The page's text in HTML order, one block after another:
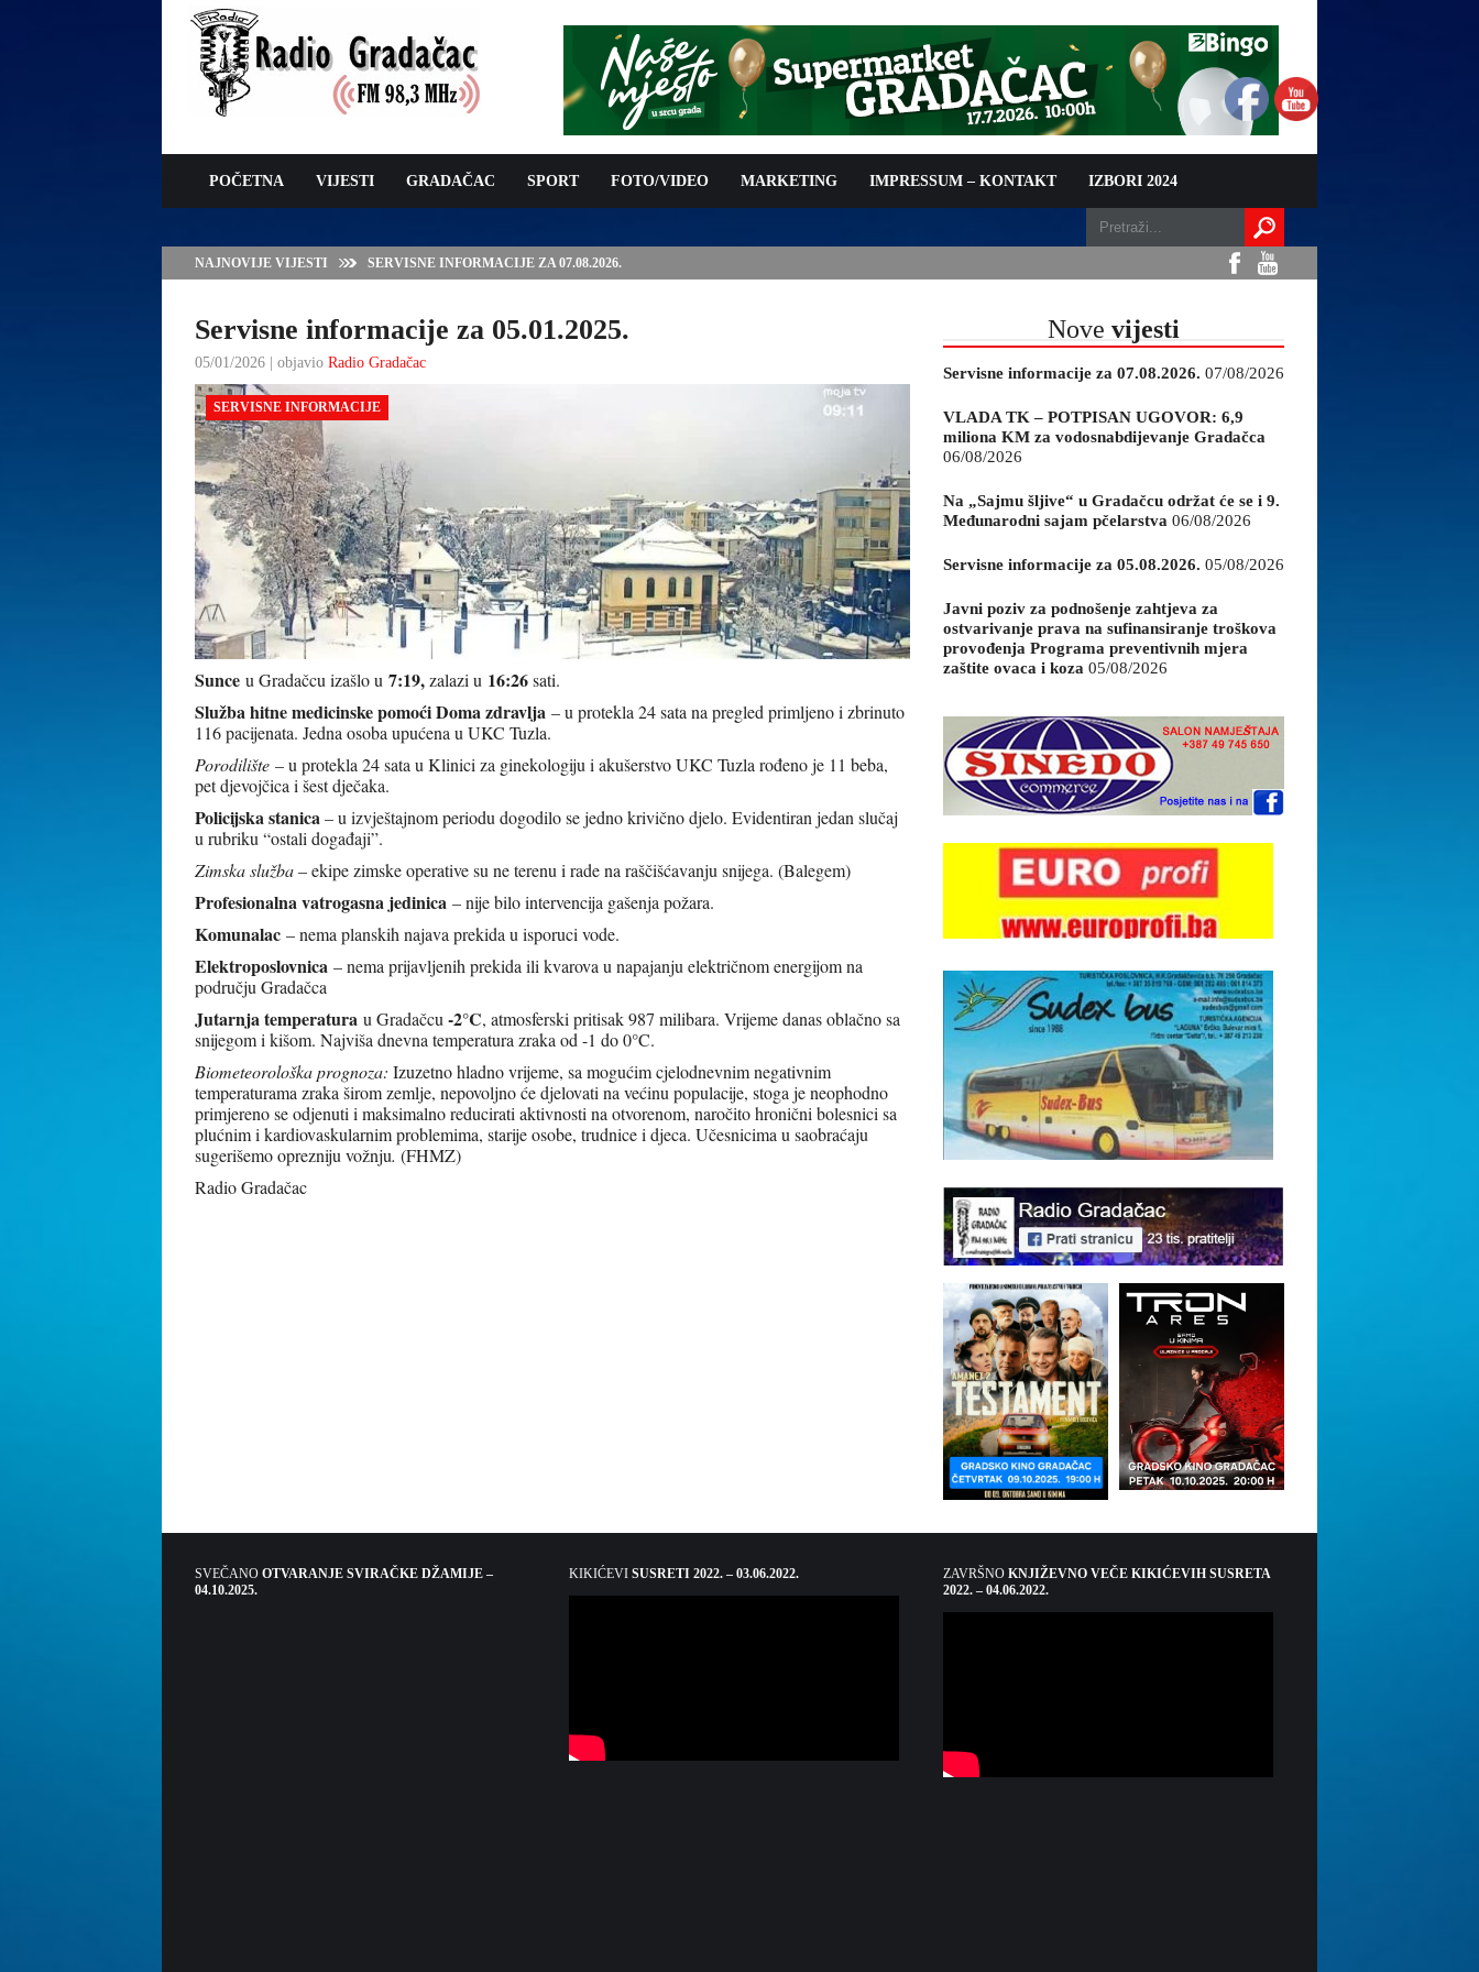
POČETNA VIJESTI GRADAČAC SPORT FOTO/VIDEO MARKETING IMPRESSUM – KONTAKT IZBORI 2024
NAJNOVIJE VIJESTI SERVISNE INFORMACIJE ZA 07.08.2026.
Servisne informacije za 05.01.2025.
05/01/2026 | objavio Radio Gradačac
SERVISNE INFORMACIJE
Sunce u Gradačcu izašlo u 7:19,zalazi u 16:26sati.
Služba hitne medicinske pomoći Doma zdravlja – u protekla 24 sata na pregled primljeno i zbrinuto
116 pacijenata. Jedna osoba upućena u UKC Tuzla.
Porodilište – u protekla 24 sata u Klinici za ginekologiju i akušerstvo UKC Tuzla rođeno je 11 beba,
pet djevojčica i šest dječaka.
Policijska stanica– u izvještajnom periodu dogodilo se jedno krivično djelo. Evidentiran jedan slučaj
u rubriku “ostali događaji”.
Zimska služba– ekipe zimske operative su ne terenu i rade na raščišćavanju snijega. (Balegem)
Profesionalna vatrogasna jedinica – nije bilo intervencija gašenja požara.
Komunalac – nema planskih najava prekida u isporuci vode.
Elektroposlovnica – nema prijavljenih prekida ili kvarova u napajanju električnom energijom na
području Gradačca
Jutarnja temperatura u Gradačcu -2°C, atmosferski pritisak 987 milibara. Vrijeme danas oblačno sa
snijegom i kišom. Najviša dnevna temperatura zraka od -1 do 0°C.
Biometeorološka prognoza: Izuzetno hladno vrijeme, sa mogućim cjelodnevnim negativnim
temperaturama zraka širom zemlje, nepovoljno će djelovati na većinu populacije, stoga je neophodno
primjereno se odjenuti i maksimalno reducirati aktivnosti na otvorenom, naročito hronični bolesnici sa
plućnim i kardiovaskularnim problemima, starije osobe, trudnice i djeca. Učesnicima u saobraćaju
sugerišemo oprezniju vožnju. (FHMZ)
Radio Gradačac
Nove vijesti
Servisne informacije za 07.08.2026. 07/08/2026
VLADA TK – POTPISAN UGOVOR: 6,9
miliona KM za vodosnabdijevanje Gradačca
06/08/2026
Na „Sajmu šljive“ u Gradačcu održat će se i 9.
Međunarodni sajam pčelarstva 06/08/2026
Servisne informacije za 05.08.2026. 05/08/2026
Javni poziv za podnošenje zahtjeva za
ostvarivanje prava na sufinansiranje troškova
provođenja Programa preventivnih mjera
zaštite ovaca i koza 05/08/2026
SVEČANO OTVARANJE SVIRAČKE DŽAMIJE –
04.10.2025.
KIKIĆEVI SUSRETI 2022. – 03.06.2022. ZAVRŠNO KNJIŽEVNO VEČE KIKIĆEVIH SUSRETA
2022. – 04.06.2022.